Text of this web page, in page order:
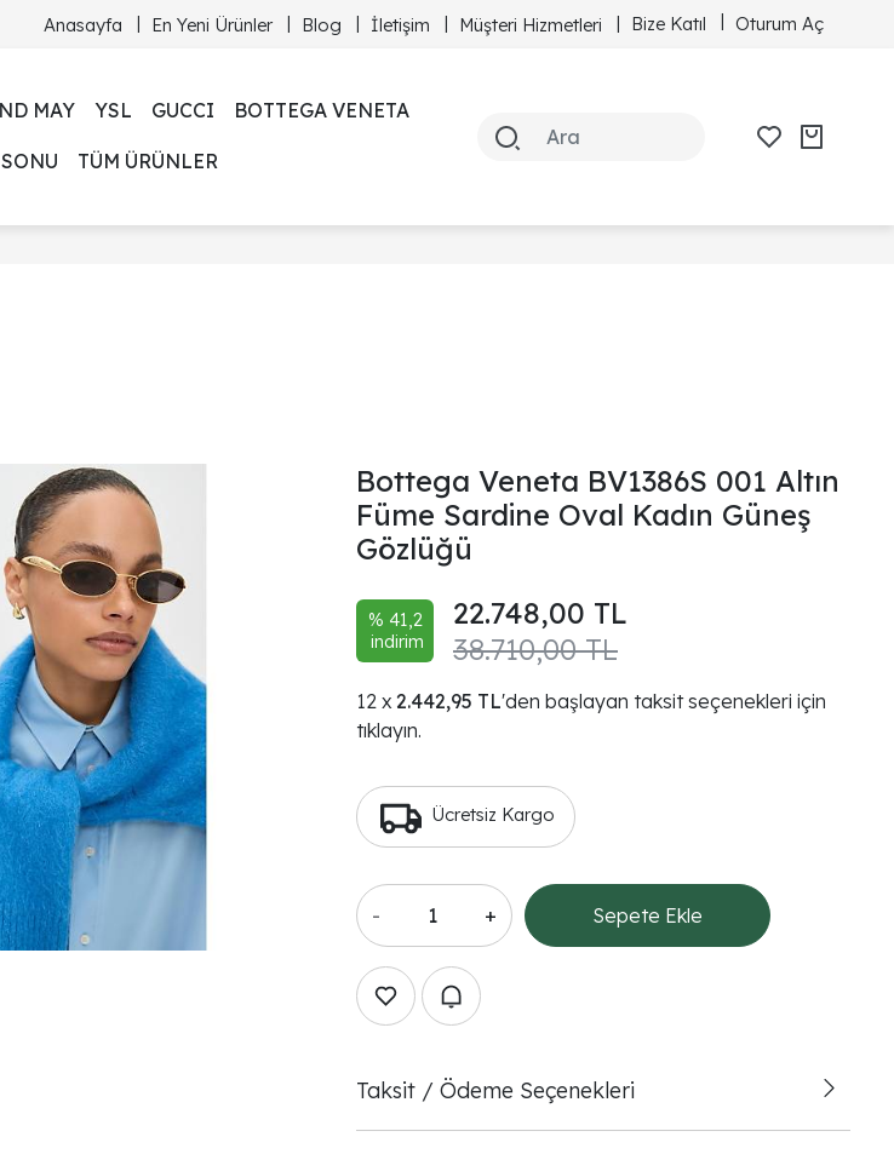
Anasayfa En Yeni Ürünler Blog İletişim Müşteri Hizmetleri Bize Katıl Oturum Aç
MAY YSL GUCCI BOTTEGA VENETA
TÜM ÜRÜNLER
Bottega Veneta BV1386S 001 Altın
Füme Sardine Oval Kadın Güneş
Gözlüğü
% 41,2
indirim
38.710,00 TL
22.748,00 TL
2.442,95 TL'den başlayan taksit seçenekleri için
tıklayın.
Ücretsiz Kargo
- + Sepete Ekle
Taksit / Ödeme Seçenekleri